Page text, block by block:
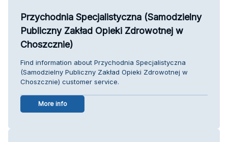
Przychodnia Specjalistyczna (Samodzielny
Publiczny Zakład Opieki Zdrowotnej w
Choszcznie)
Find information about Przychodnia Specjalistyczna
(Samodzielny Publiczny Zakład Opieki Zdrowotnej w
Choszcznie) customer service.
More info